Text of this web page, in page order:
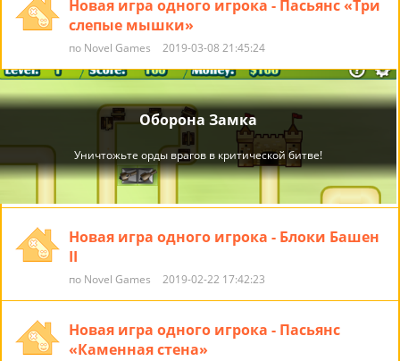
Новая игра одного игрока - Пасьянс «Три
слепые мышки»
по Novel Games 2019-03-08 21:45:24
Новая игра одного игрока - Блоки Башен
II
по Novel Games 2019-02-22 17:42:23
Новая игра одного игрока - Пасьянс
«Каменная стена»